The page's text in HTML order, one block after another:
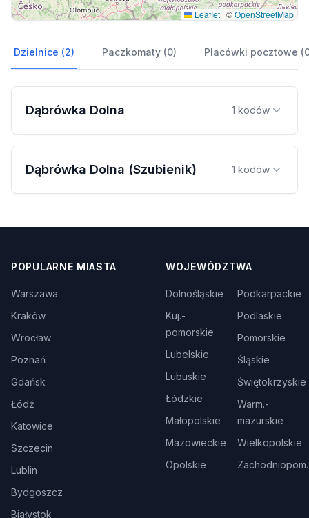
Leaflet | ©OpenStreetMap
Dzielnice (2) Paczkomaty (0) Placówki pocztowe
Dąbrówka Dolna 1 kodów
Dąbrówka Dolna (Szubienik) 1 kodów
POPULARNE MIASTA
Warszawa
Kraków
Wrocław
Poznań
Gdańsk
Łódź
Katowice
Szczecin
Lublin
Bydgoszcz
Białystok
WOJEWÓDZTWA
Dolnośląskie
Kuj.-
pomorskie
Lubelskie
Lubuskie
Łódzkie
Małopolskie
Mazowieckie
Opolskie
Podkarpackie
Podlaskie
Pomorskie
Śląskie
Świętokrzyskie
Warm.-
mazurskie
Wielkopolskie
Zachodniopom.